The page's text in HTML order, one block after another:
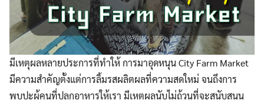
มีเหตุผลหลายประการที่ทำให้ การมาอุดหนุน City Farm Market
มีความสำคัญตั้งแต่การลิ้มรสผลิตผลที่ความสดใหม่ จนถึงการ
พบปะผู้คนที่ปลูกอาหารให้เรา มีเหตุผลนับไม่ถ้วนที่จะสนับสนุน